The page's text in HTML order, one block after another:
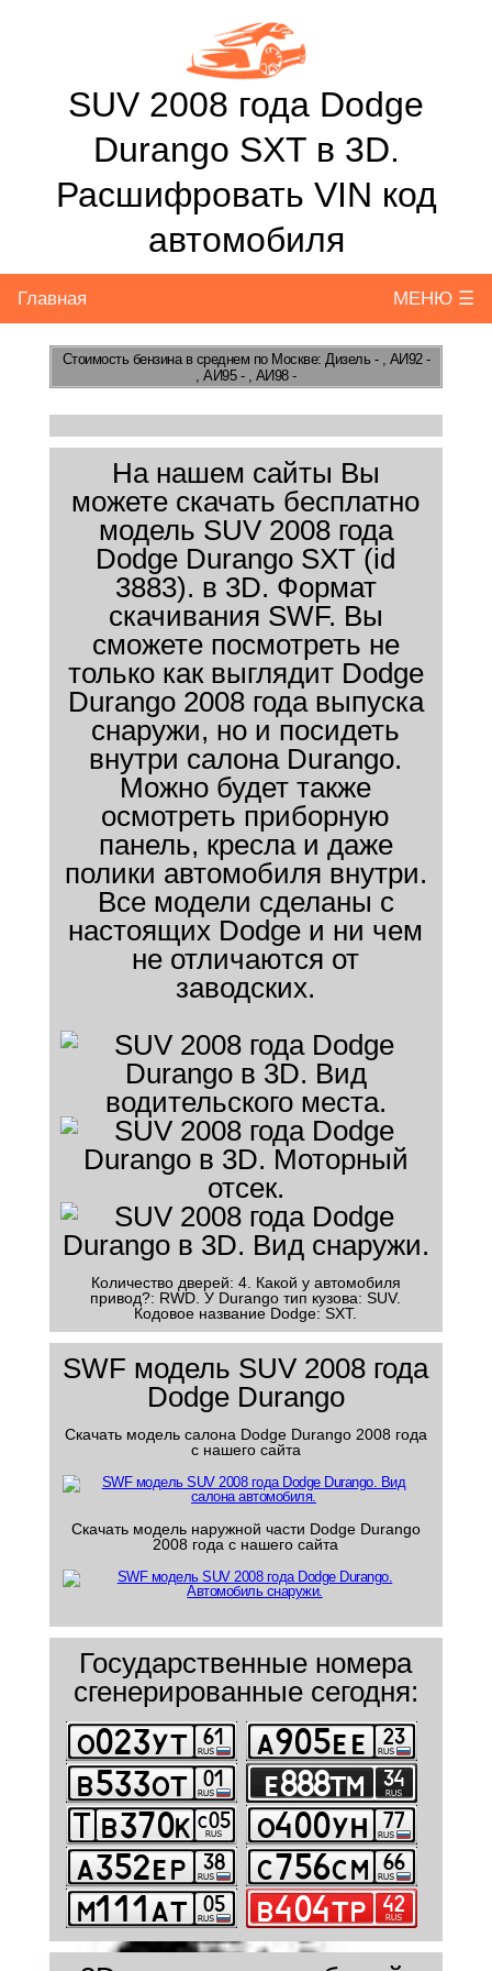
SUV 2008 года Dodge
Durango SXT в 3D.
Расшифровать VIN код
автомобиля
Главная МЕНЮ ☰
Стоимость бензинав среднем по Москве: Дизель - , АИ92 -
, АИ95 - , АИ98 -
На нашем сайты Вы
можете скачать бесплатно
модель SUV 2008 года
Dodge Durango SXT (id
3883). в 3D. Формат
скачивания SWF. Вы
сможете посмотреть не
только как выглядит Dodge
Durango 2008 года выпуска
снаружи, но и посидеть
внутри салона Durango.
Можно будет также
осмотреть приборную
панель, кресла и даже
полики автомобиля внутри.
Все модели сделаны с
настоящих Dodge и ни чем
не отличаются от
заводских.
Количество дверей: 4. Какой у автомобиля
привод?: RWD. У Durango тип кузова: SUV.
Кодовое название Dodge: SXT.
SWF модель SUV 2008 года
Dodge Durango
Скачать модель салона Dodge Durango 2008 года
с нашего сайта
Скачать модель наружной части Dodge Durango
2008 года с нашего сайта
Государственные номера
сгенерированные сегодня: